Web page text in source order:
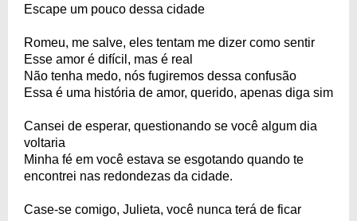
Escape um pouco dessa cidade
Romeu, me salve, eles tentam me dizer como sentir
Esse amor é difícil, mas é real
Não tenha medo, nós fugiremos dessa confusão
Essa é uma história de amor, querido, apenas diga sim
Cansei de esperar, questionando se você algum dia
voltaria
Minha fé em você estava se esgotando quando te
encontrei nas redondezas da cidade.
Case-se comigo, Julieta, você nunca terá de ficar